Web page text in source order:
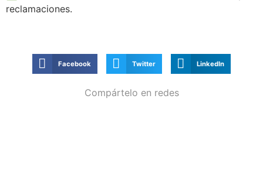
reclamaciones.
Facebook Twitter LinkedIn
Compártelo en redes